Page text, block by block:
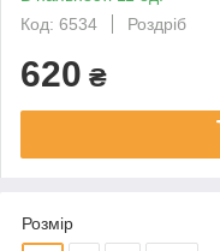
Код: 6534
Роздріб
620 ₴
Розмір